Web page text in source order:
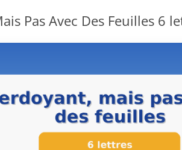
Pas Avec Des Feuilles 6